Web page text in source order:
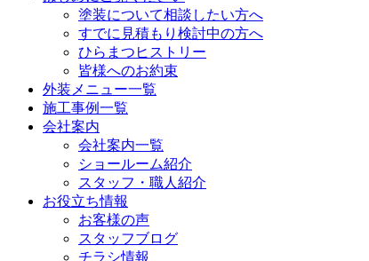
塗装について相談したい方へ
すでに見積もり検討中の方へ
ひらまつヒストリー
皆様へのお約束
外装メニュー一覧
施工事例一覧
会社案内
会社案内一覧
ショールーム紹介
スタッフ・職人紹介
お役立ち情報
お客様の声
スタッフブログ
チラシ情報